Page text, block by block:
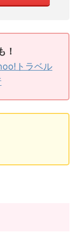
！
トラベル